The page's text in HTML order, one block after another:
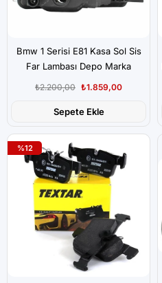
Bmw 1 Serisi E81 Kasa Sol Sis
Far Lambası Depo Marka
₺1.859,00
₺2.200,00
Sepete Ekle
%12